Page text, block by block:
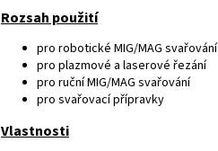
Rozsah použití
pro robotické MIG/MAG svařování
pro plazmové a laserové řezání
pro ruční MIG/MAG svařování
pro svařovací přípravky
Vlastnosti